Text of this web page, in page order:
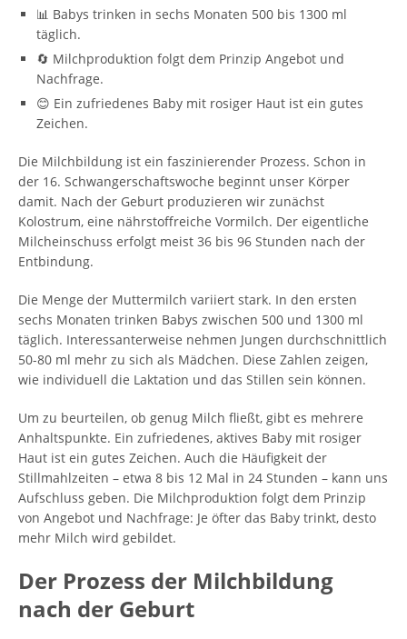
📊 Babys trinken in sechs Monaten 500 bis 1300 ml
täglich.
🔄 Milchproduktion folgt dem Prinzip Angebot und
Nachfrage.
😊 Ein zufriedenes Baby mit rosiger Haut ist ein gutes
Zeichen.
Die Milchbildung ist ein faszinierender Prozess. Schon in
der 16. Schwangerschaftswoche beginnt unser Körper
damit. Nach der Geburt produzieren wir zunächst
Kolostrum, eine nährstoffreiche Vormilch. Der eigentliche
Milcheinschuss erfolgt meist 36 bis 96 Stunden nach der
Entbindung.
Die Menge der Muttermilch variiert stark. In den ersten
sechs Monaten trinken Babys zwischen 500 und 1300 ml
täglich. Interessanterweise nehmen Jungen durchschnittlich
50-80 ml mehr zu sich als Mädchen. Diese Zahlen zeigen,
wie individuell die Laktation und das Stillen sein können.
Um zu beurteilen, ob genug Milch fließt, gibt es mehrere
Anhaltspunkte. Ein zufriedenes, aktives Baby mit rosiger
Haut ist ein gutes Zeichen. Auch die Häufigkeit der
Stillmahlzeiten – etwa 8 bis 12 Mal in 24 Stunden – kann uns
Aufschluss geben. Die Milchproduktion folgt dem Prinzip
von Angebot und Nachfrage: Je öfter das Baby trinkt, desto
mehr Milch wird gebildet.
Der Prozess der Milchbildung
nach der Geburt